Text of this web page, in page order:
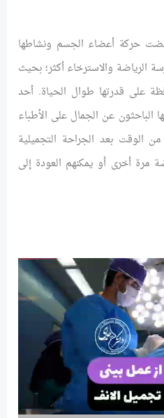
حركة أعضاء الجسم ونشاطها
الرياضة والاسترخاء أكثر؛ بحيث
على قدرتها طوال الحياة. أحد
الباحثون عن الجمال على الأطباء
الوقت بعد الجراحة التجميلية
مرة أخرى أو يمكنهم العودة إلى